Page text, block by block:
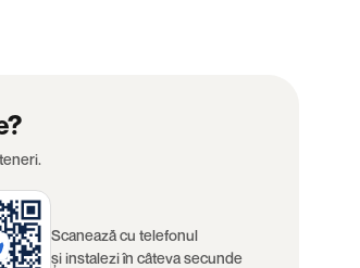
Scanează cu telefonul
și instalezi în câteva secunde